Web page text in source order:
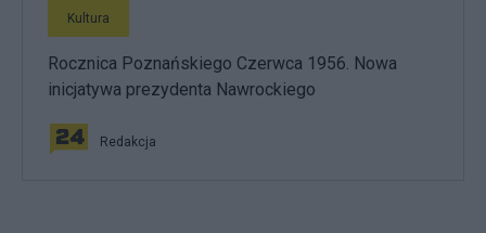
Kultura
Rocznica Poznańskiego Czerwca 1956. Nowa
inicjatywa prezydenta Nawrockiego
Redakcja